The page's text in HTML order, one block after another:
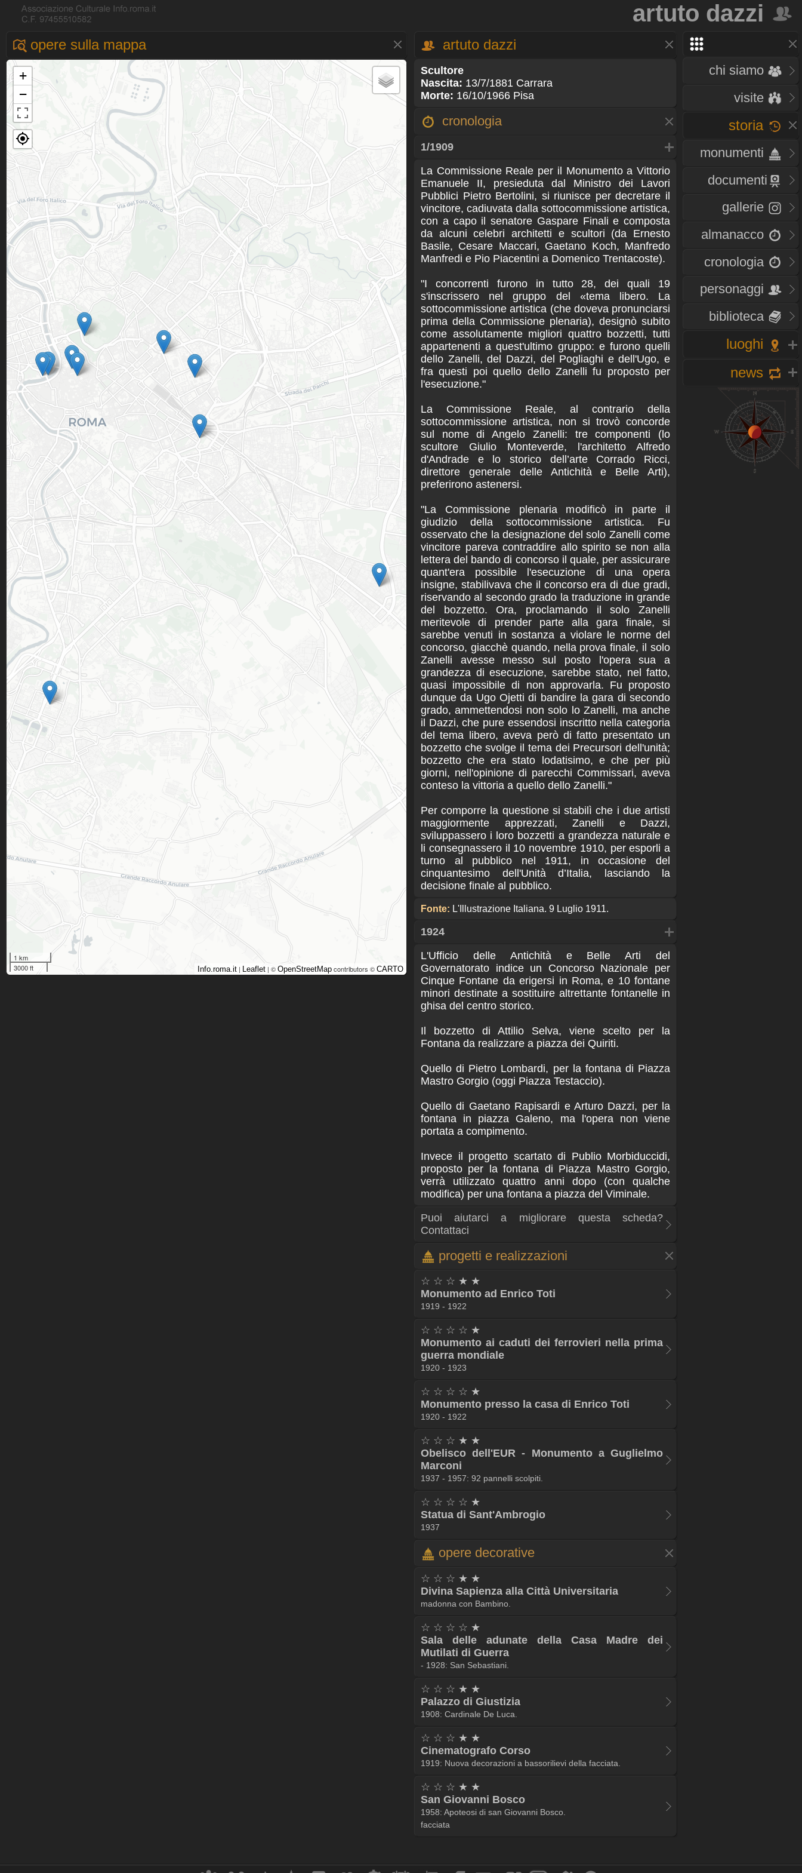
artuto dazzi
chi siamo
visite
storia
monumenti
documenti
gallerie
almanacco
cronologia
personaggi
biblioteca
luoghi
news
opere sulla mappa
+
−
1 km
3000 ft
Info.roma.it | Leaflet | © OpenStreetMap contributors © CARTO
artuto dazzi
Scultore
Nascita: 13/7/1881 Carrara
Morte: 16/10/1966 Pisa
cronologia
1/1909
La Commissione Reale per il Monumento a Vittorio
Emanuele II, presieduta dal Ministro dei Lavori
Pubblici Pietro Bertolini, si riunisce per decretare il
vincitore, cadiuvata dalla sottocommissione artistica,
con a capo il senatore Gaspare Finali e composta
da alcuni celebri architetti e scultori (da Ernesto
Basile, Cesare Maccari, Gaetano Koch, Manfredo
Manfredi e Pio Piacentini a Domenico Trentacoste).
"I concorrenti furono in tutto 28, dei quali 19
s'inscrissero nel gruppo del «tema libero. La
sottocommissione artistica (che doveva pronunciarsi
prima della Commissione plenaria), designò subito
come assolutamente migliori quattro bozzetti, tutti
appartenenti a quest'ultimo gruppo: e furono quelli
dello Zanelli, del Dazzi, del Pogliaghi e dell'Ugo, e
fra questi poi quello dello Zanelli fu proposto per
l'esecuzione."
La Commissione Reale, al contrario della
sottocommissione artistica, non si trovò concorde
sul nome di Angelo Zanelli: tre componenti (lo
scultore Giulio Monteverde, l'architetto Alfredo
d'Andrade e lo storico dell’arte Corrado Ricci,
direttore generale delle Antichità e Belle Arti),
preferirono astenersi.
"La Commissione plenaria modificò in parte il
giudizio della sottocommissione artistica. Fu
osservato che la designazione del solo Zanelli come
vincitore pareva contraddire allo spirito se non alla
lettera del bando di concorso il quale, per assicurare
quant'era possibile l'esecuzione di una opera
insigne, stabilivava che il concorso era di due gradi,
riservando al secondo grado la traduzione in grande
del bozzetto. Ora, proclamando il solo Zanelli
meritevole di prender parte alla gara finale, si
sarebbe venuti in sostanza a violare le norme del
concorso, giacchè quando, nella prova finale, il solo
Zanelli avesse messo sul posto l'opera sua a
grandezza di esecuzione, sarebbe stato, nel fatto,
quasi impossibile di non approvarla. Fu proposto
dunque da Ugo Ojetti di bandire la gara di secondo
grado, ammettendosi non solo lo Zanelli, ma anche
il Dazzi, che pure essendosi inscritto nella categoria
del tema libero, aveva però di fatto presentato un
bozzetto che svolge il tema dei Precursori dell'unità;
bozzetto che era stato lodatisimo, e che per più
giorni, nell'opinione di parecchi Commissari, aveva
conteso la vittoria a quello dello Zanelli."
Per comporre la questione si stabilì che i due artisti
maggiormente apprezzati, Zanelli e Dazzi,
sviluppassero i loro bozzetti a grandezza naturale e
li consegnassero il 10 novembre 1910, per esporli a
turno al pubblico nel 1911, in occasione del
cinquantesimo dell'Unità d’Italia, lasciando la
decisione finale al pubblico.
Fonte: L'Illustrazione Italiana. 9 Luglio 1911.
1924
L'Ufficio delle Antichità e Belle Arti del
Governatorato indice un Concorso Nazionale per
Cinque Fontane da erigersi in Roma, e 10 fontane
minori destinate a sostituire altrettante fontanelle in
ghisa del centro storico.
Il bozzetto di Attilio Selva, viene scelto per la
Fontana da realizzare a piazza dei Quiriti.
Quello di Pietro Lombardi, per la fontana di Piazza
Mastro Gorgio (oggi Piazza Testaccio).
Quello di Gaetano Rapisardi e Arturo Dazzi, per la
fontana in piazza Galeno, ma l'opera non viene
portata a compimento.
Invece il progetto scartato di Publio Morbiduccidi,
proposto per la fontana di Piazza Mastro Gorgio,
verrà utilizzato quattro anni dopo (con qualche
modifica) per una fontana a piazza del Viminale.
Puoi aiutarci a migliorare questa scheda?
Contattaci
progetti e realizzazioni
☆ ☆ ☆ ★ ★
Monumento ad Enrico Toti
1919 - 1922
☆ ☆ ☆ ☆ ★
Monumento ai caduti dei ferrovieri nella prima
guerra mondiale
1920 - 1923
☆ ☆ ☆ ☆ ★
Monumento presso la casa di Enrico Toti
1920 - 1922
☆ ☆ ☆ ★ ★
Obelisco dell'EUR - Monumento a Guglielmo
Marconi
1937 - 1957: 92 pannelli scolpiti.
☆ ☆ ☆ ☆ ★
Statua di Sant'Ambrogio
1937
opere decorative
☆ ☆ ☆ ★ ★
Divina Sapienza alla Città Universitaria
madonna con Bambino.
☆ ☆ ☆ ☆ ★
Sala delle adunate della Casa Madre dei
Mutilati di Guerra
- 1928: San Sebastiani.
☆ ☆ ☆ ★ ★
Palazzo di Giustizia
1908: Cardinale De Luca.
☆ ☆ ☆ ★ ★
Cinematografo Corso
1919: Nuova decorazioni a bassorilievi della facciata.
☆ ☆ ☆ ★ ★
San Giovanni Bosco
1958: Apoteosi di san Giovanni Bosco.
facciata